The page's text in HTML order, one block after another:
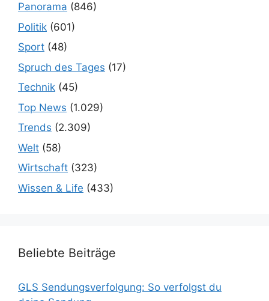
Panorama (846)
Politik (601)
Sport (48)
Spruch des Tages (17)
Technik (45)
Top News (1.029)
Trends (2.309)
Welt (58)
Wirtschaft (323)
Wissen & Life (433)
Beliebte Beiträge
GLS Sendungsverfolgung: So verfolgst du